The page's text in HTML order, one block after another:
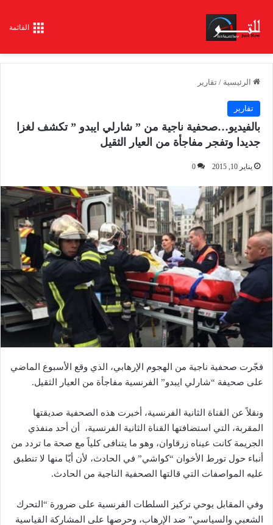
القائمة
الرئيسية / تقارير
تقارير
بالفيديو…صحفية ناجية من ” شارلي ايبدو ” تكشف لغزا
جديدا وتفجر مفاجأة من العيار الثقيل
يناير 10, 2015 0
فجّرت صحفية ناجية من الهجوم الإرهابي، الذي وقع الأسبوع الماضي
على صحيفة “شارلي ايبدو” الفرنسية مفاجأة من العيار الثقيل.
ونقلاً عن القناة الثانية الفرنسية، أخبرت هذه الصحفية صديقتها
المقربة، التي استضافتها القناة الثانية الفرنسية، أن أحد منفذي
الجريمة كانت عيناه زرقاوان، وهو ما يتنافى كلياً مع صحة ما تردد من
أنباء حول تورط الأخوان “كواشي” في الحادث، لأن أيّا منها لا تنطبق
عليه المواصفات التي قالتها الصحفية الناجية من الحادث.
وفي المقابل يوحي تركيز السلطات الفرنسية على ضرورة “التحرك
الشعبي والسياسي” ضد الإرهاب، وحرصها على المشاركة القياسية